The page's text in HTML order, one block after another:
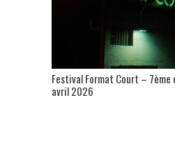
Festival Format Court –
avril 2026